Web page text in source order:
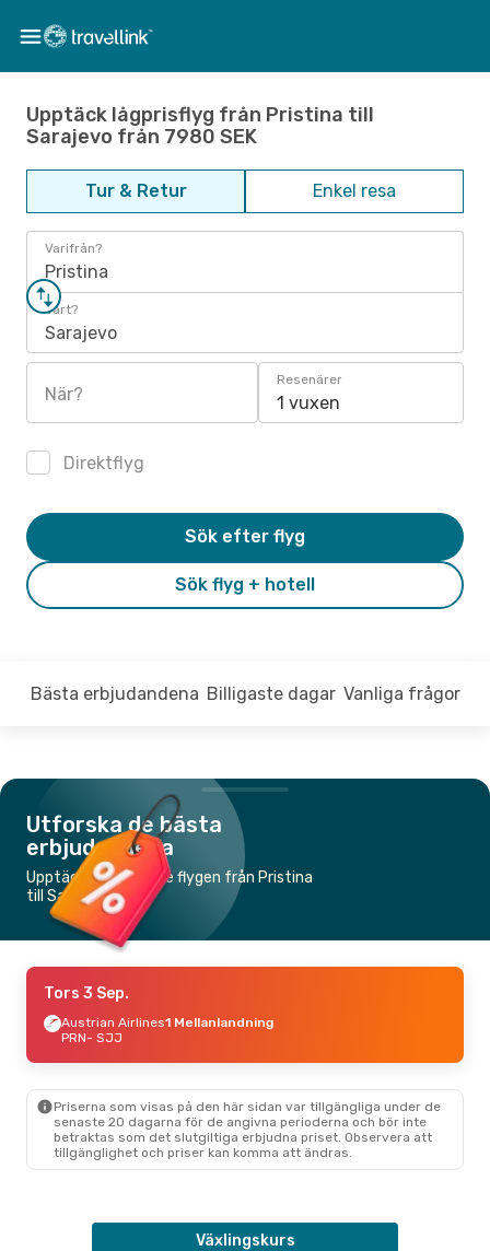
Upptäck lågprisflyg från Pristina till
Sarajevo från 7980 SEK
Tur & Retur Enkel resa
Varifrån?
Pristina
Vart?
Sarajevo
När?
Resenärer
1 vuxen
Direktflyg
Sök flyg + hotell
Sök efter flyg
Bästa erbjudandena Billigaste dagar Vanliga frågor
Utforska de bästa
erbjudandena
Upptäck de billigaste flygen från Pristina
till Sarajevo
Tors 3 Sep.
Austrian Airlines1 Mellanlandning
PRN- SJJ
Priserna som visas på den här sidan var tillgängliga under de
senaste 20 dagarna för de angivna perioderna och bör inte
betraktas som det slutgiltiga erbjudna priset. Observera att
tillgänglighet och priser kan komma att ändras.
Växlingskurs